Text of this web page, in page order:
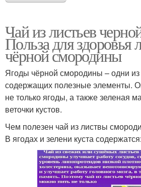
Чай из листьев
Польза для здоровья
чёрной смородины
Ягоды чёрной смородины – одни
содержащих полезные элементы.
не только ягоды, а также зеленая
веточки кустов.
Чем полезен чай из листвы
В ягодах и зелени куста содержатся: